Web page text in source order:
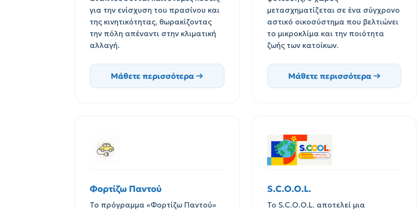
για την ενίσχυση του πρασίνου και
της κινητικότητας, θωρακίζοντας
την πόλη απέναντι στην κλιματική
αλλαγή.
Μάθετε περισσότερα →
μετασχηματίζεται σε ένα σύγχρονο
αστικό οικοσύστημα που βελτιώνει
το μικροκλίμα και την ποιότητα
ζωής των κατοίκων.
Μάθετε περισσότερα →
Φορτίζω Παντού
Το πρόγραμμα «Φορτίζω Παντού»
S.C.O.O.L.
Το S.C.O.O.L. αποτελεί μια